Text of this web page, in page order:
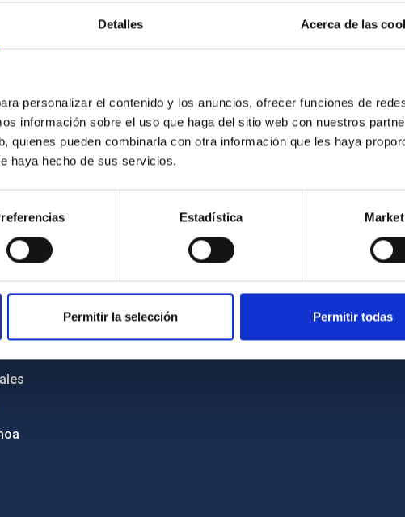
Detalles Acerca de las
personalizar el contenido y los anuncios, ofrecer funciones de
información sobre el uso que haga del sitio web con nuestros
quienes pueden combinarla con otra información que les haya
haya hecho de sus servicios.
Estadística
Permitir la selección Permitir todas
género
Mapa web
Políticas de privacidad
Política de cookies
Accesibilidad